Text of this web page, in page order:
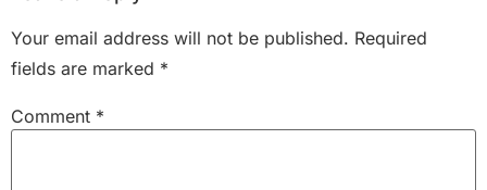
Your email address will not be published. Required
fields are marked *
Comment *